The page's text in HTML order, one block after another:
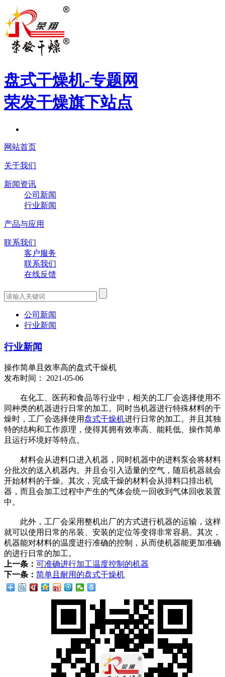
盘式干燥机-专题网
荣发干燥旗下站点
网站首页
关于我们
新闻资讯
公司新闻
行业新闻
产品与应用
联系我们
客户服务
联系我们
在线反馈
公司新闻
行业新闻
行业新闻
操作简单且效率高的盘式干燥机
发布时间： 2021-05-06
在化工、医药和食品等行业中，相关的工厂会选择使用不
同种类的机器进行日常的加工。同时当机器进行特殊材料的干
燥时，工厂会选择使用盘式干燥机进行日常的加工。并且其独
特的结构和工作原理，使得其拥有效率高、能耗低、操作简单
且运行环境好等特点。
材料会从进料口进入机器，同时机器中的进料泵会将材料
分批次的送入机器内。并且会引入适量的空气，随后机器就会
开始材料的干燥。其次，完成干燥的材料会从排料口排出机
器，而且会加工过程中产生的气体会统一回收到气体回收装置
中。
此外，工厂会采用整机出厂的方式进行机器的运输，这样
就可以使用日常的吊装、安装的定位等变得非常容易。其次，
机器能对材料的温度进行准确的控制，从而使机器能更加准确
的进行日常的加工。
上一条： 可准确进行加工温度控制的机器
下一条： 简单且耐用的盘式干燥机